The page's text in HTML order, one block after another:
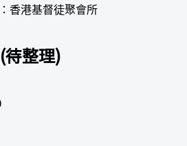
香港基督徒聚會所
待整理)